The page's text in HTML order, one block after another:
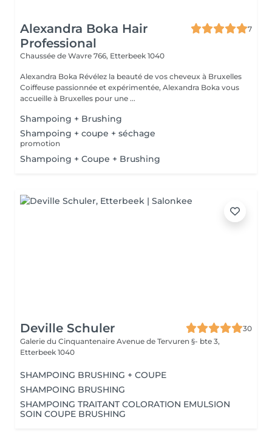
Alexandra Boka Hair
Professional
7
Chaussée de Wavre 766, Etterbeek 1040
Alexandra Boka Révélez la beauté de vos cheveux à Bruxelles
Coiffeuse passionnée et expérimentée, Alexandra Boka vous
accueille à Bruxelles pour une ...
Shampoing + Brushing
Shampoing + coupe + séchage
promotion
Shampoing + Coupe + Brushing
Deville Schuler
30
Galerie du Cinquantenaire Avenue de Tervuren §- bte 3,
Etterbeek 1040
SHAMPOING BRUSHING + COUPE
SHAMPOING BRUSHING
SHAMPOING TRAITANT COLORATION EMULSION
SOIN COUPE BRUSHING